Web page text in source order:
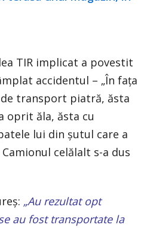
TIR implicat a povestit
accidentul – „În fața
transport piatră, ăsta
oprit ăla, ăsta cu
lui din șutul care a
celălalt s-a dus
„Au rezultat opt
au fost transportate la